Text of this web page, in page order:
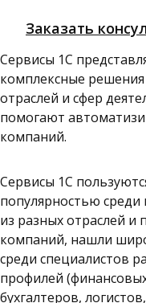
Заказать
Расширенные
программ 1С,
позволяют
ведение учета,
и предоставляют
дополнительные
решения бизнес-
Сервисы 1С
комплексные
отраслей и сфер
помогают
компаний.
Сервисы 1С
популярностью среди
из разных отраслей и
компаний, нашли
среди специалистов
профилей
бухгалтеров,